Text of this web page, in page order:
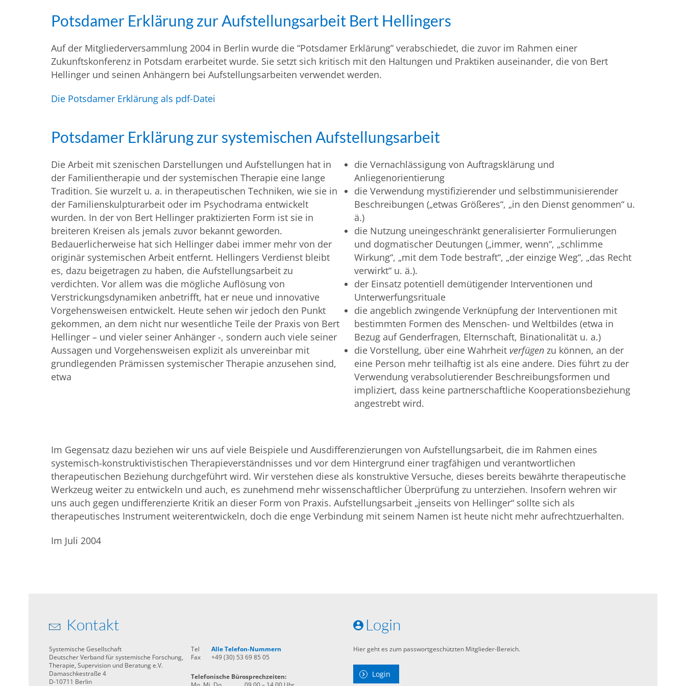
Potsdamer Erklärung zur Aufstellungsarbeit Bert Hellingers
Auf der Mitgliederversammlung 2004 in Berlin wurde die “Potsdamer Erklärung” verabschiedet, die zuvor im Rahmen einer
Zukunftskonferenz in Potsdam erarbeitet wurde. Sie setzt sich kritisch mit den Haltungen und Praktiken auseinander, die von Bert
Hellinger und seinen Anhängern bei Aufstellungsarbeiten verwendet werden.
Die Potsdamer Erklärung als pdf-Datei
Potsdamer Erklärung zur systemischen Aufstellungsarbeit
Die Arbeit mit szenischen Darstellungen und Aufstellungen hat in
der Familientherapie und der systemischen Therapie eine lange
Tradition. Sie wurzelt u. a. in therapeutischen Techniken, wie sie in
der Familienskulpturarbeit oder im Psychodrama ent­wickelt
wurden. In der von Bert Hellinger praktizierten Form ist sie in
breiteren Kreisen als jemals zuvor bekannt geworden.
Bedauerlicherweise hat sich Hellinger dabei immer mehr von der
originär systemischen Arbeit entfernt. Hellingers Verdienst bleibt
es, dazu beigetragen zu haben, die Aufstellungsarbeit zu
verdichten. Vor allem was die mögliche Auflösung von
Verstrickungsdynamiken anbetrifft, hat er neue und innovative
Vorgehensweisen entwickelt. Heute sehen wir jedoch den Punkt
gekommen, an dem nicht nur wesentliche Teile der Praxis von Bert
Hellinger – und vieler seiner Anhänger -, sondern auch viele seiner
Aussagen und Vorgehensweisen explizit als unvereinbar mit
grundlegenden Prämissen systemischer Therapie anzusehen sind,
etwa
die Vernachlässigung von Auftragsklärung und
Anliegenorientierung
die Verwendung mystifizierender und selbstimmunisierender
Beschreibungen („etwas Größeres“, „in den Dienst genommen“ u.
ä.)
die Nutzung uneingeschränkt generalisierter Formulierungen
und dogmatischer Deutungen („immer, wenn“, „schlimme
Wirkung“, „mit dem Tode bestraft“, „der einzige Weg“, „das Recht
verwirkt“ u. ä.).
der Einsatz potentiell demütigender Interventionen und
Unterwerfungsrituale
die angeblich zwingende Verknüpfung der Interventionen mit
bestimmten Formen des Menschen- und Weltbildes (etwa in
Bezug auf Genderfragen, Elternschaft, Binationalität u. a.)
die Vorstellung, über eine Wahrheit verfügenzu können, an der
eine Person mehr teilhaftig ist als eine andere. Dies führt zu der
Verwendung verabsolutierender Beschreibungsformen und
impliziert, dass keine partnerschaftliche Kooperationsbeziehung
angestrebt wird.
Im Gegensatz dazu beziehen wir uns auf viele Beispiele und Ausdifferenzierungen von Aufstellungsarbeit, die im Rahmen eines
systemisch-konstruktivistischen Therapieverständnisses und vor dem Hintergrund einer tragfähigen und verantwortlichen
therapeutischen Beziehung durchgeführt wird. Wir verstehen diese als konstruktive Versuche, dieses bereits bewährte therapeutische
Werkzeug weiter zu entwickeln und auch, es zunehmend mehr wissenschaftlicher Überprüfung zu unterziehen. Insofern wehren wir
uns auch gegen undifferenzierte Kritik an dieser Form von Praxis. Aufstellungsarbeit „jenseits von Hellinger“ sollte sich als
therapeutisches Instrument weiterentwickeln, doch die enge Verbindung mit seinem Namen ist heute nicht mehr aufrechtzuerhalten.
Im Juli 2004
Kontakt
Systemische Gesellschaft
Deutscher Verband für systemische Forschung,
Therapie, Supervision und Beratung e.V.
Damaschkestraße 4
D-10711 Berlin
Tel
Alle Telefon-Nummern
Fax
+49 (30) 53 69 85 05
Telefonische Bürosprechzeiten:
Login
Hier geht es zum passwortgeschützten Mitglieder-Bereich.
Login